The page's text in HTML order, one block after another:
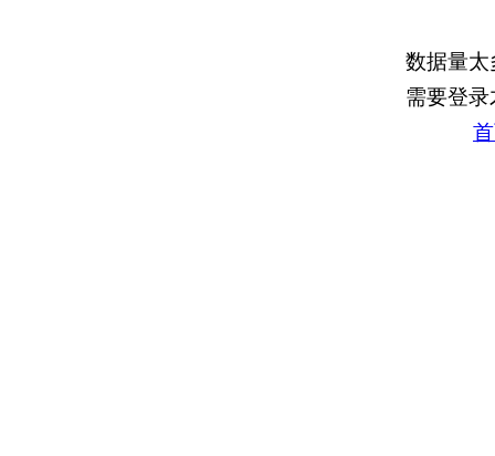
数据量太
需要登